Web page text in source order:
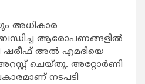
അധികാര
ആരോപണങ്ങളില്‍
ഷരീഫ് അല്‍ എമദിയെ
അറസ്റ്റ് ചെയ്തു. അറ്റോര്‍ണി
നടപടി